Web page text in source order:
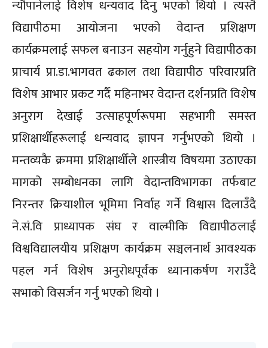
न्यौपानेलाई विशेष धन्यवाद दिनु भएको थियो । त्यस्तै
विद्यापीठमा आयोजना भएको वेदान्त प्रशिक्षण
कार्यक्रमलाई सफल बनाउन सहयोग गर्नुहुने विद्यापीठका
प्राचार्य प्रा.डा.भागवत ढकाल तथा विद्यापीठ परिवारप्रति
विशेष आभार प्रकट गर्दै महिनाभर वेदान्त दर्शनप्रति विशेष
अनुराग देखाई उत्साहपूर्णरूपमा सहभागी समस्त
प्रशिक्षार्थीहरूलाई धन्यवाद ज्ञापन गर्नुभएको थियो ।
मन्तव्यकै क्रममा प्रशिक्षार्थीले शास्त्रीय विषयमा उठाएका
मागको सम्बोधनका लागि वेदान्तविभागका तर्फबाट
निरन्तर क्रियाशील भूमिमा निर्वाह गर्ने विश्वास दिलाउँदै
ने.सं.वि प्राध्यापक संघ र वाल्मीकि विद्यापीठलाई
विश्वविद्यालयीय प्रशिक्षण कार्यक्रम सञ्चलनार्थ आवश्यक
पहल गर्न विशेष अनुरोधपूर्वक ध्यानाकर्षण गराउँदै
सभाको विसर्जन गर्नु भएको थियो ।